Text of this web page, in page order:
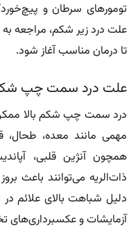
تومورهای سرطان و
علت درد زیر شکم، مراجعه
تا درمان مناسب آغاز شود.
علت درد سمت چپ
درد سمت چپ شکم بالا ممکن
مهمی مانند معده، طحال،
همچون آنژین قلبی،
ذات‌الریه می‌توانند باعث بروز
دلیل شباهت بالای علائم
آزمایشات و